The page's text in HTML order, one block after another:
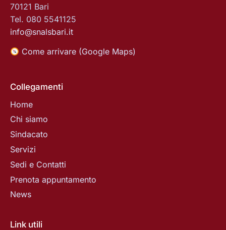
70121 Bari
Tel. 080 5541125
info@snalsbari.it
Come arrivare (Google Maps)
Collegamenti
Home
Chi siamo
Sindacato
Servizi
Sedi e Contatti
Prenota appuntamento
News
Link utili